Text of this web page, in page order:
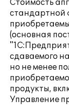
Стоимость
стандартной
(основная
сдаваемого
но не менее
продукты,
Управление